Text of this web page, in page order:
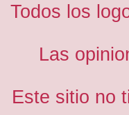
Todos los
Las
Este sitio no